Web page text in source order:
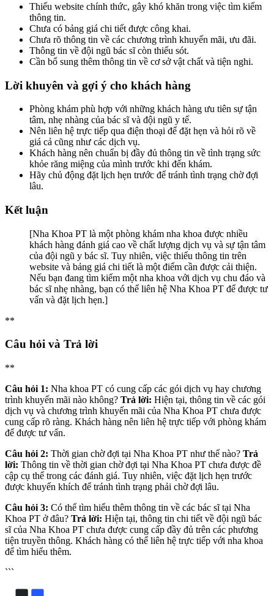
Thiếu website chính thức, gây khó khăn trong việc tìm kiếm
thông tin.
Chưa có bảng giá chi tiết được công khai.
Chưa rõ thông tin về các chương trình khuyến mãi, ưu đãi.
Thông tin về đội ngũ bác sĩ còn thiếu sót.
Cần bổ sung thêm thông tin về cơ sở vật chất và tiện nghi.
Lời khuyên và gợi ý cho khách hàng
Phòng khám phù hợp với những khách hàng ưu tiên sự tận
tâm, nhẹ nhàng của bác sĩ và đội ngũ y tế.
Nên liên hệ trực tiếp qua điện thoại để đặt hẹn và hỏi rõ về
giá cả cũng như các dịch vụ.
Khách hàng nên chuẩn bị đầy đủ thông tin về tình trạng sức
khỏe răng miệng của mình trước khi đến khám.
Hãy chủ động đặt lịch hẹn trước để tránh tình trạng chờ đợi
lâu.
Kết luận
[Nha Khoa PT là một phòng khám nha khoa được nhiều
khách hàng đánh giá cao về chất lượng dịch vụ và sự tận tâm
của đội ngũ y bác sĩ. Tuy nhiên, việc thiếu thông tin trên
website và bảng giá chi tiết là một điểm cần được cải thiện.
Nếu bạn đang tìm kiếm một nha khoa với dịch vụ chu đáo và
bác sĩ nhẹ nhàng, bạn có thể liên hệ Nha Khoa PT để được tư
vấn và đặt lịch hẹn.]
**
Câu hỏi và Trả lời
**
Câu hỏi 1: Nha khoa PT có cung cấp các gói dịch vụ hay chương
trình khuyến mãi nào không? Trả lời: Hiện tại, thông tin về các gói
dịch vụ và chương trình khuyến mãi của Nha Khoa PT chưa được
cung cấp rõ ràng. Khách hàng nên liên hệ trực tiếp với phòng khám
để được tư vấn.
Câu hỏi 2: Thời gian chờ đợi tại Nha Khoa PT như thế nào? Trả
lời: Thông tin về thời gian chờ đợi tại Nha Khoa PT chưa được đề
cập cụ thể trong các đánh giá. Tuy nhiên, việc đặt lịch hẹn trước
được khuyến khích để tránh tình trạng phải chờ đợi lâu.
Câu hỏi 3: Có thể tìm hiểu thêm thông tin về các bác sĩ tại Nha
Khoa PT ở đâu? Trả lời: Hiện tại, thông tin chi tiết về đội ngũ bác
sĩ của Nha Khoa PT chưa được cung cấp đầy đủ trên các phương
tiện truyền thông. Khách hàng có thể liên hệ trực tiếp với nha khoa
để tìm hiểu thêm.
```